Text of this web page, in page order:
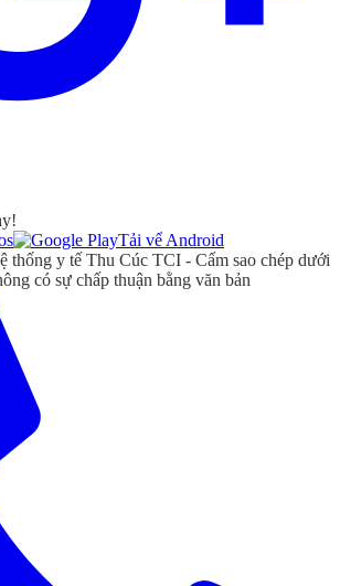
Tải vể Android
thống y tế Thu Cúc TCI - Cấm sao chép dưới
có sự chấp thuận bằng văn bản